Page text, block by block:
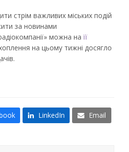
стрім важливих міських подій
за новинами
можна на її
на цьому тижні досягло
LinkedIn Email